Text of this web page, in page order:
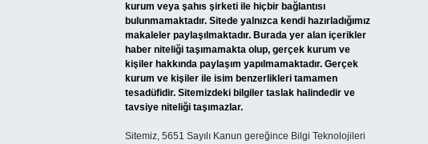
kurum veya şahıs şirketi ile hiçbir bağlantısı
bulunmamaktadır. Sitede yalnızca kendi hazırladığımız
makaleler paylaşılmaktadır. Burada yer alan içerikler
haber niteliği taşımamakta olup, gerçek kurum ve
kişiler hakkında paylaşım yapılmamaktadır. Gerçek
kurum ve kişiler ile isim benzerlikleri tamamen
tesadüfidir. Sitemizdeki bilgiler taslak halindedir ve
tavsiye niteliği taşımazlar.
Sitemiz, 5651 Sayılı Kanun gereğince Bilgi Teknolojileri